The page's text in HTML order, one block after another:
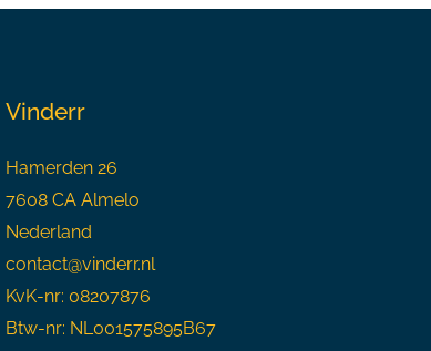
Vinderr
Hamerden 26
7608 CA Almelo
Nederland
contact@vinderr.nl
KvK-nr: 08207876
Btw-nr: NL001575895B67